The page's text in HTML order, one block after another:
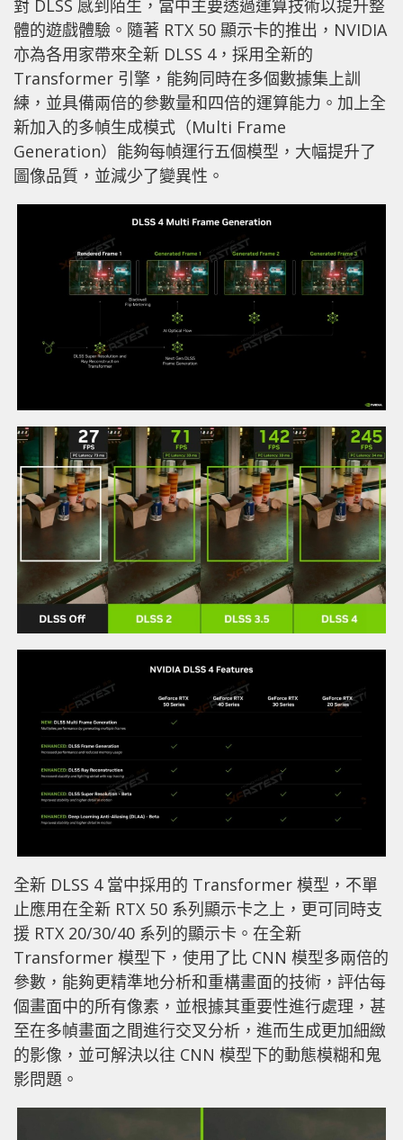
對 DLSS 感到陌生，當中主要透過運算技術以提升整
體的遊戲體驗。隨著 RTX 50 顯示卡的推出，NVIDIA
亦為各用家帶來全新 DLSS 4，採用全新的
Transformer 引擎，能夠同時在多個數據集上訓
練，並具備兩倍的參數量和四倍的運算能力。加上全
新加入的多幀生成模式（Multi Frame
Generation）能夠每幀運行五個模型，大幅提升了
圖像品質，並減少了變異性。
全新 DLSS 4 當中採用的 Transformer 模型，不單
止應用在全新 RTX 50 系列顯示卡之上，更可同時支
援 RTX 20/30/40 系列的顯示卡。在全新
Transformer 模型下，使用了比 CNN 模型多兩倍的
參數，能夠更精準地分析和重構畫面的技術，評估每
個畫面中的所有像素，並根據其重要性進行處理，甚
至在多幀畫面之間進行交叉分析，進而生成更加細緻
的影像，並可解決以往 CNN 模型下的動態模糊和鬼
影問題。